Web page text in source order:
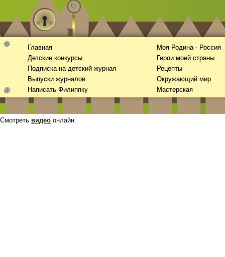
Главная
Детские конкурсы
Подписка на детский журнал
Выпуски журналов
Написать Филиппку
Моя Родина - Россия
Герои моей страны
Рецепты
Окружающий мир
Мастерская
Смотреть видео онлайн